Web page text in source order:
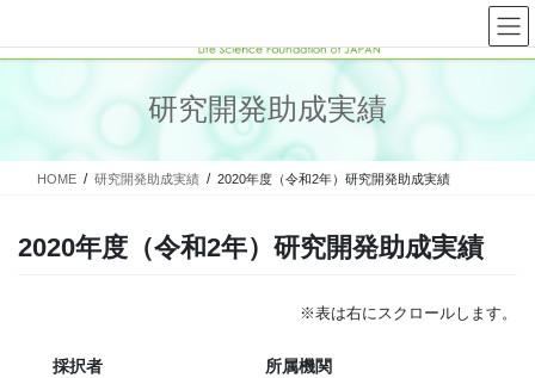
テ
ス
ゲ
ン
研究開発助成実績
HOME 研究開発助成実績 2020年度（令和2年）研究開発助成実績
2020年度（令和2年）研究開発助成実績
※表は右にスクロールします。
採択者 所属機関